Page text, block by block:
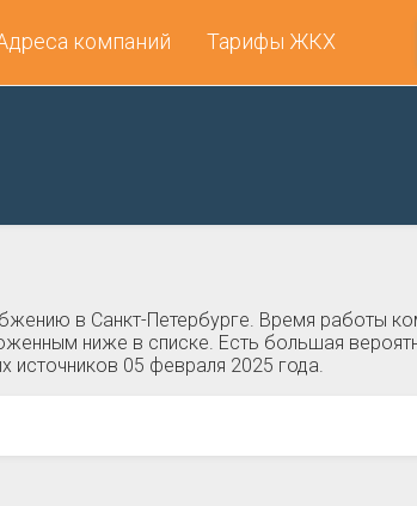
компаний Тарифы ЖКХ
в Санкт-Петербурге. Время работы
ниже в списке. Есть большая
источников 05 февраля 2025 года.